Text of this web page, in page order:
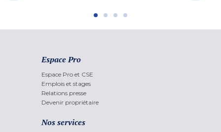
Espace Pro
Espace Pro et CSE
Emplois et stages
Relations presse
Devenir propriétaire
Nos services